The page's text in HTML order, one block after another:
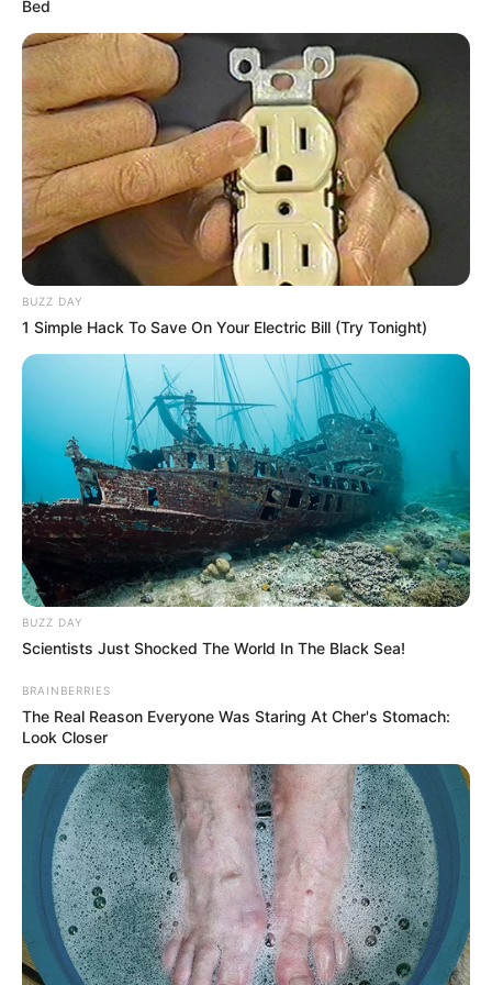
KENO NUMEROS CHANCE DU JOUR
Le Pronostic PMU du Quinté du jour en 7
chevaux du PRIX DU PALAIS DE CHAILLOT
1er: 5 GOLD DAIRPET
2ème: 2 SAHARA JAEBURN
3ème: 11 FELIX DU BOURG
Bed
BUZZ DAY
1 Simple Hack To Save On Your Electric Bill (Try Tonight)
BUZZ DAY
Scientists Just Shocked The World In The Black Sea!
BRAINBERRIES
The Real Reason Everyone Was Staring At Cher's Stomach:
Look Closer